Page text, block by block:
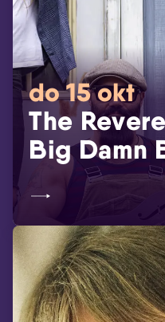
do 15 okt
The
Big Damn